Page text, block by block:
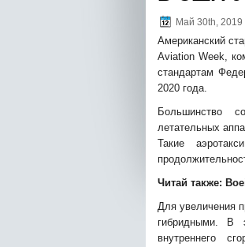
Май 30th, 2019
Американский
Aviation Week,
стандартам
2020 года.
Большинство
летательных
Такие
Читай также:
Для увеличения
гибридными. В
внутреннего